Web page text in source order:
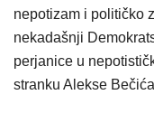
nepotizam i političko
nekadašnji
perjanice u
stranku Alekse